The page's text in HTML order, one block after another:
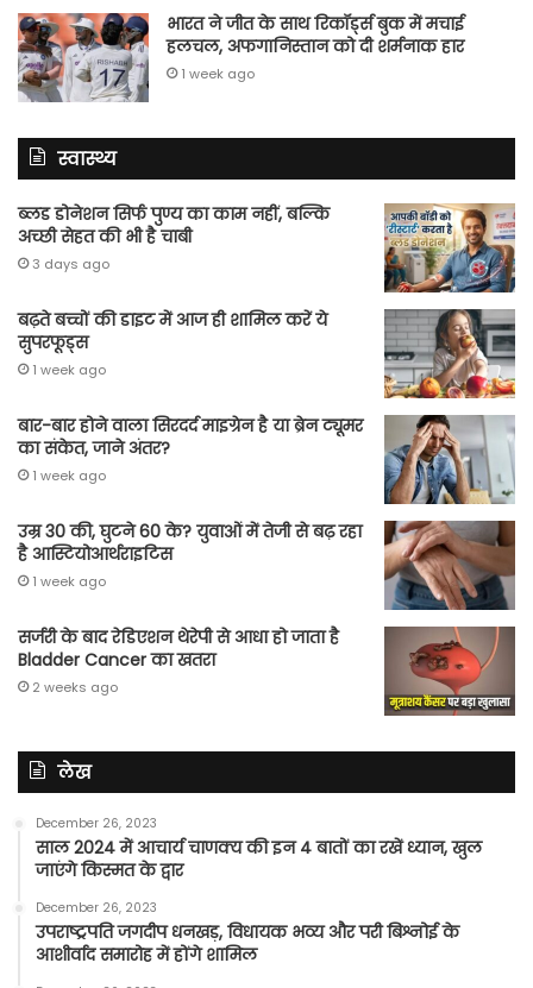
भारत ने जीत के साथ रिकॉर्ड्स बुक में मचाई
हलचल, अफगानिस्तान को दी शर्मनाक हार
1 week ago
स्वास्थ्य
ब्लड डोनेशन सिर्फ पुण्य का काम नहीं, बल्कि
अच्छी सेहत की भी है चाबी
3 days ago
बढ़ते बच्चों की डाइट में आज ही शामिल करें ये
सुपरफूड्स
1 week ago
बार-बार होने वाला सिरदर्द माइग्रेन है या ब्रेन ट्यूमर
का संकेत, जाने अंतर?
1 week ago
उम्र 30 की, घुटने 60 के? युवाओं में तेजी से बढ़ रहा
है आस्टियोआर्थराइटिस
1 week ago
सर्जरी के बाद रेडिएशन थेरेपी से आधा हो जाता है
Bladder Cancer का खतरा
2 weeks ago
लेख
December 26, 2023
साल 2024 में आचार्य चाणक्य की इन 4 बातों का रखें ध्यान, खुल
जाएंगे किस्मत के द्वार
December 26, 2023
उपराष्ट्रपति जगदीप धनखड़, विधायक भव्य और परी बिश्नोई के
आशीर्वाद समारोह में होंगे शामिल